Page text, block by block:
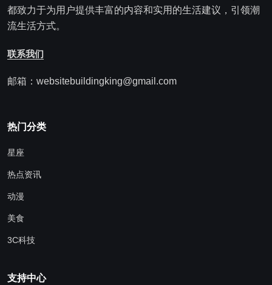
都致力于为用户提供丰富的内容和实用的生活建议，引领潮
流生活方式。
联系我们
邮箱：websitebuildingking@gmail.com
热门分类
星座
热点资讯
动漫
美食
3C科技
支持中心